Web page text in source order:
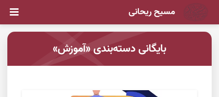
مسیح ریحانی
بایگانی دسته‌بندی «آموزش»